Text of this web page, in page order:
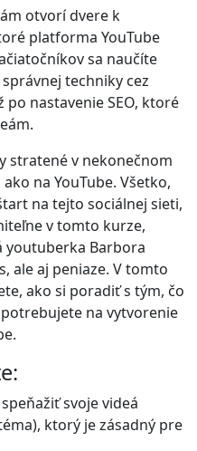
otvorí dvere k
platforma YouTube
sa naučíte
techniky cez
po nastavenie SEO, ktoré
stratené v nekonečnom
na YouTube. Všetko,
na tejto sociálnej sieti,
v tomto kurze,
youtuberka Barbora
ale aj peniaze. V tomto
ako si poradiť s tým, čo
na vytvorenie
svoje videá
ktorý je zásadný pre